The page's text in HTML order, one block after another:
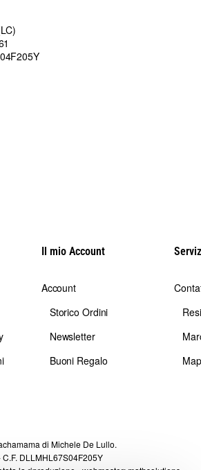
Il mio Account
Account
Storico Ordini
Newsletter
Buoni Regalo
di Michele De Lullo.
C.F. DLLMHL67S04F205Y